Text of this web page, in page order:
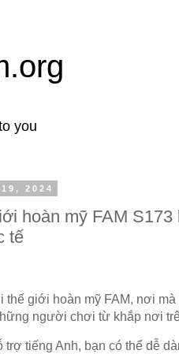
you
2024
hoàn mỹ FAM S173
tế
thế giới hoàn mỹ FAM, nơi mà
người chơi từ khắp nơi
trợ tiếng Anh, bạn có thể dễ